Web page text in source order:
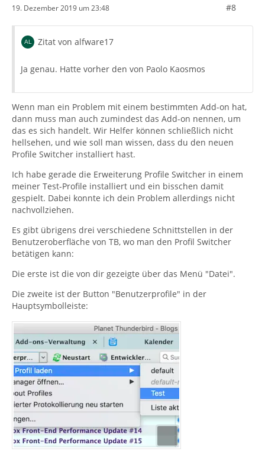
19. Dezember 2019 um 23:48 #8
Zitat von alfware17
Ja genau. Hatte vorher den von Paolo Kaosmos
Wenn man ein Problem mit einem bestimmten Add-on hat,
dann muss man auch zumindest das Add-on nennen, um
das es sich handelt. Wir Helfer können schließlich nicht
hellsehen, und wie soll man wissen, dass du den neuen
Profile Switcher installiert hast.
Ich habe gerade die Erweiterung Profile Switcher in einem
meiner Test-Profile installiert und ein bisschen damit
gespielt. Dabei konnte ich dein Problem allerdings nicht
nachvollziehen.
Es gibt übrigens drei verschiedene Schnittstellen in der
Benutzeroberfläche von TB, wo man den Profil Switcher
betätigen kann:
Die erste ist die von dir gezeigte über das Menü "Datei".
Die zweite ist der Button "Benutzerprofile" in der
Hauptsymbolleiste: